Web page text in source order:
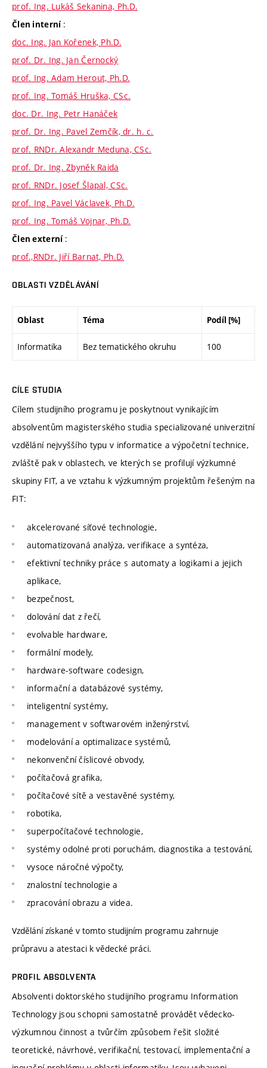
prof. Ing. Lukáš Sekanina, Ph.D.
Člen interní :
doc. Ing. Jan Kořenek, Ph.D.
prof. Dr. Ing. Jan Černocký
prof. Ing. Adam Herout, Ph.D.
prof. Ing. Tomáš Hruška, CSc.
doc. Dr. Ing. Petr Hanáček
prof. Dr. Ing. Pavel Zemčík, dr. h. c.
prof. RNDr. Alexandr Meduna, CSc.
prof. Dr. Ing. Zbyněk Raida
prof. RNDr. Josef Šlapal, CSc.
prof. Ing. Pavel Václavek, Ph.D.
prof. Ing. Tomáš Vojnar, Ph.D.
Člen externí :
prof.,RNDr. Jiří Barnat, Ph.D.
OBLASTI VZDĚLÁVÁNÍ
Oblast Téma Podíl [%]
Informatika Bez tematického okruhu 100
CÍLE STUDIA
Cílem studijního programu je poskytnout vynikajícím
absolventům magisterského studia specializované univerzitní
vzdělání nejvyššího typu v informatice a výpočetní technice,
zvláště pak v oblastech, ve kterých se profilují výzkumné
skupiny FIT, a ve vztahu k výzkumným projektům řešeným na
FIT:
akcelerované síťové technologie,
automatizovaná analýza, verifikace a syntéza,
efektivní techniky práce s automaty a logikami a jejich
aplikace,
bezpečnost,
dolování dat z řečí,
evolvable hardware,
formální modely,
hardware-software codesign,
informační a databázové systémy,
inteligentní systémy,
management v softwarovém inženýrství,
modelování a optimalizace systémů,
nekonvenční číslicové obvody,
počítačová grafika,
počítačové sítě a vestavěné systémy,
robotika,
superpočítačové technologie,
systémy odolné proti poruchám, diagnostika a testování,
vysoce náročné výpočty,
znalostní technologie a
zpracování obrazu a videa.
Vzdělání získané v tomto studijním programu zahrnuje
průpravu a atestaci k vědecké práci.
PROFIL ABSOLVENTA
Absolventi doktorského studijního programu Information
Technology jsou schopni samostatně provádět vědecko-
výzkumnou činnost a tvůrčím způsobem řešit složité
teoretické, návrhové, verifikační, testovací, implementační a